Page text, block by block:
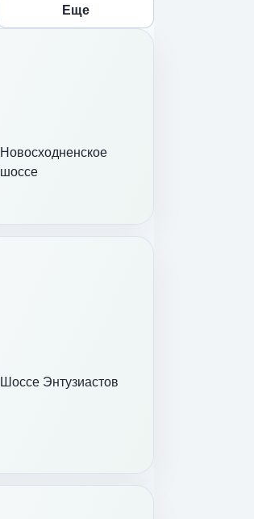
Еще
Новосходненское
шоссе
Шоссе Энтузиастов